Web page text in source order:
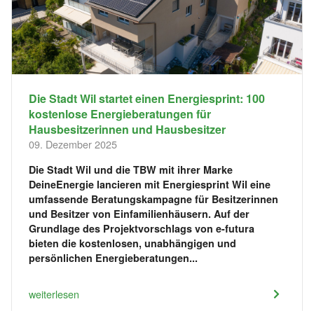
Die Stadt Wil startet einen Energiesprint: 100
kostenlose Energieberatungen für
Hausbesitzerinnen und Hausbesitzer
09. Dezember 2025
Die Stadt Wil und die TBW mit ihrer Marke
DeineEnergie lancieren mit Energiesprint Wil eine
umfassende Beratungskampagne für Besitzerinnen
und Besitzer von Einfamilienhäusern. Auf der
Grundlage des Projektvorschlags von e-futura
bieten die kostenlosen, unabhängigen und
persönlichen Energieberatungen...
weiterlesen